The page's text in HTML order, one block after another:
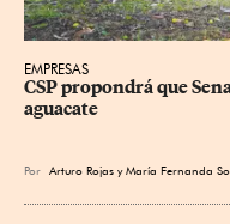
EMPRESAS
CSP propondrá que
aguacate
Por Arturo Rojas yMaría Fernanda